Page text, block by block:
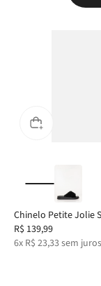
Chinelo Petite Jolie
R$ 139,99
6x R$ 23,33sem juros